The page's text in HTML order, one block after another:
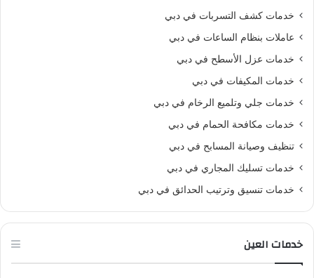
خدمات كشف التسربات في دبي
عاملات بنظام الساعات في دبي
خدمات عزل الأسطح في دبي
خدمات المكيفات في دبي
خدمات جلي وتلميع الرخام في دبي
خدمات مكافحة الحمام في دبي
تنظيف وصيانة المسابح في دبي
خدمات تسليك المجاري في دبي
خدمات تنسيق وترتيب الحدائق في دبي
خدمات العين